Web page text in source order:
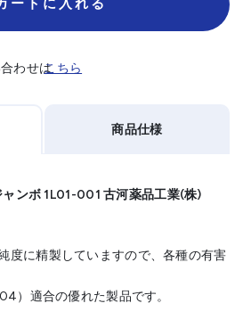
ートに入れる
わせはこちら
ンボ 1L01-001 古河薬品工業(株)
度に精製していますので、各種の有害
）適合の優れた製品です。
商品仕様